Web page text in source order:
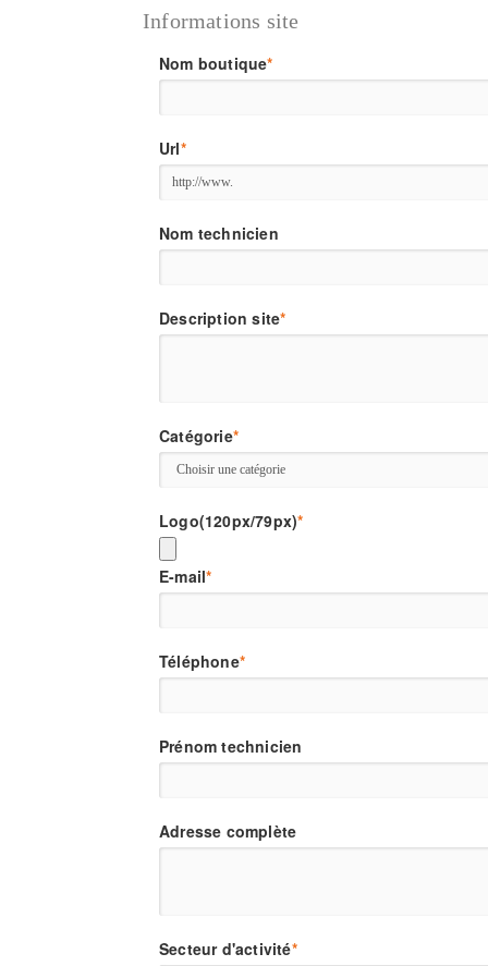
Informations site
Nom boutique*
Url*
Nom technicien
Description site*
Catégorie*
Logo(120px/79px)*
E-mail*
Téléphone*
Prénom technicien
Adresse complète
Secteur d'activité*